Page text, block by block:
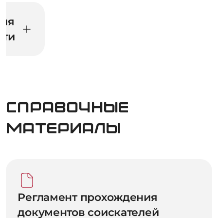
Справочные
материалы
Регламент прохождения
документов соискателей